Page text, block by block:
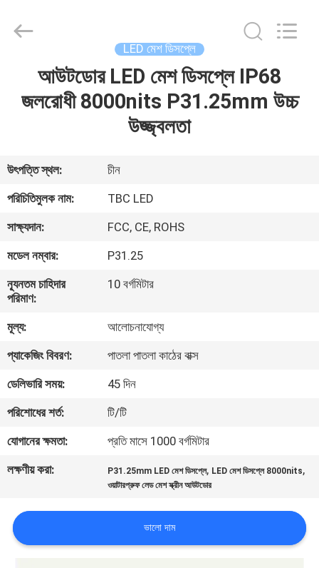
VR
প্রদর্শন
আমাদের
সম্পর্কে
কারখানা
ভ্রমণ
মান
নিয়ন্ত্রণ
খবর
গোপনীয়তা
Limited.
LED মেশ ডিসপ্লে
আউটডোর LED মেশ ডিসপ্লে IP68
জলরোধী 8000nits P31.25mm উচ্চ
উজ্জ্বলতা
উৎপত্তি স্থল:
চীন
পরিচিতিমুলক নাম:
TBC LED
সাক্ষ্যদান:
FCC, CE, ROHS
মডেল নম্বার:
P31.25
ন্যূনতম চাহিদার
পরিমাণ:
10 বর্গমিটার
মূল্য:
আলোচনাযোগ্য
প্যাকেজিং বিবরণ:
পাতলা পাতলা কাঠের বাক্স
ডেলিভারি সময়:
45 দিন
পরিশোধের শর্ত:
টি/টি
যোগানের ক্ষমতা:
প্রতি মাসে 1000 বর্গমিটার
লক্ষণীয় করা:
P31.25mm LED মেশ ডিসপ্লে, LED মেশ ডিসপ্লে 8000nits,
ওয়াটারপ্রুফ লেড মেশ স্ক্রীন আউটডোর
ভালো দাম